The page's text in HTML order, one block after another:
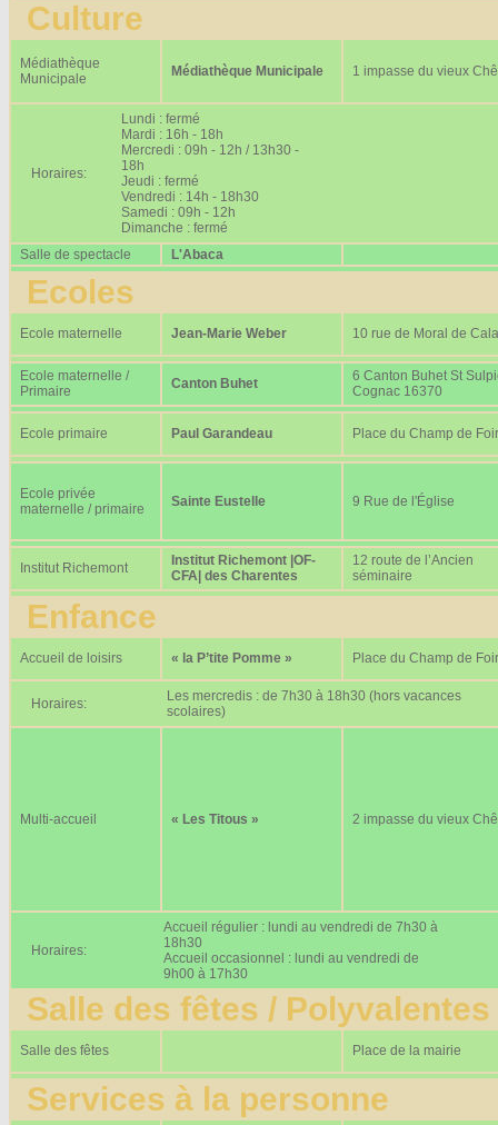
Culture
Médiathèque
Municipale
Médiathèque Municipale 1 impasse du vieux
Horaires:
Lundi : fermé
Mardi : 16h - 18h
Mercredi : 09h - 12h / 13h30 -
18h
Jeudi : fermé
Vendredi : 14h - 18h30
Samedi : 09h - 12h
Dimanche : fermé
Salle de spectacle
L'Abaca
Ecoles
Ecole maternelle Jean-Marie Weber 10 rue de Moral de
Ecole maternelle /
Primaire
Canton Buhet
6 Canton Buhet St
Cognac 16370
Ecole primaire Paul Garandeau Place du Champ de
Ecole privée
maternelle / primaire
Sainte Eustelle 9 Rue de l'Église
Institut Richemont
Institut Richemont |OF-
CFA| des Charentes
12 route de l’Ancien
séminaire
Enfance
Accueil de loisirs « la P’tite Pomme » Place du Champ de
Horaires:
Les mercredis : de 7h30 à 18h30 (hors vacances
scolaires)
Multi-accueil « Les Titous » 2 impasse du vieux
Horaires:
Accueil régulier : lundi au vendredi de 7h30 à
18h30
Accueil occasionnel : lundi au vendredi de
9h00 à 17h30
Salle des fêtes / Polyvalentes
Salle des fêtes Place de la mairie
Services à la personne